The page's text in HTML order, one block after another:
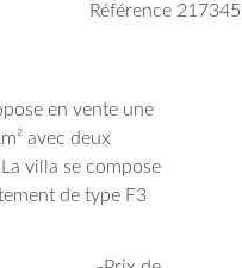
Référence 217345
en vente une
avec deux
villa se compose
de type F3